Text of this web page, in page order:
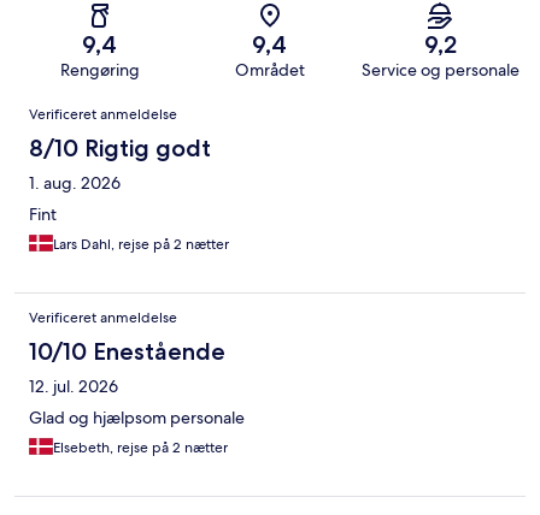
9,4
Rengøring
9,4
Området
9,2
Service og personale
Anmeldelser
Verificeret anmeldelse
8/10 Rigtig godt
1. aug. 2026
Fint
Lars Dahl, rejse på 2 nætter
Verificeret anmeldelse
10/10 Enestående
12. jul. 2026
Glad og hjælpsom personale
Elsebeth, rejse på 2 nætter